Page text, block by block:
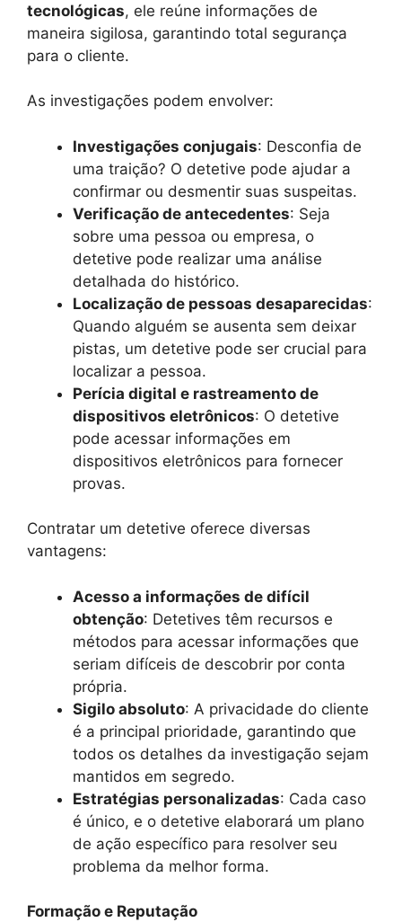
tecnológicas, ele reúne informações de
maneira sigilosa, garantindo total segurança
para o cliente.
As investigações podem envolver:
Investigações conjugais: Desconfia de
uma traição? O detetive pode ajudar a
confirmar ou desmentir suas suspeitas.
Verificação de antecedentes: Seja
sobre uma pessoa ou empresa, o
detetive pode realizar uma análise
detalhada do histórico.
Localização de pessoas desaparecidas:
Quando alguém se ausenta sem deixar
pistas, um detetive pode ser crucial para
localizar a pessoa.
Perícia digital e rastreamento de
dispositivos eletrônicos: O detetive
pode acessar informações em
dispositivos eletrônicos para fornecer
provas.
Contratar um detetive oferece diversas
vantagens:
Acesso a informações de difícil
obtenção: Detetives têm recursos e
métodos para acessar informações que
seriam difíceis de descobrir por conta
própria.
Sigilo absoluto: A privacidade do cliente
é a principal prioridade, garantindo que
todos os detalhes da investigação sejam
mantidos em segredo.
Estratégias personalizadas: Cada caso
é único, e o detetive elaborará um plano
de ação específico para resolver seu
problema da melhor forma.
Formação e Reputação